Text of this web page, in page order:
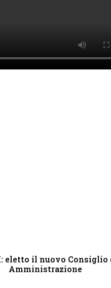
eletto il nuovo Consiglio
Amministrazione